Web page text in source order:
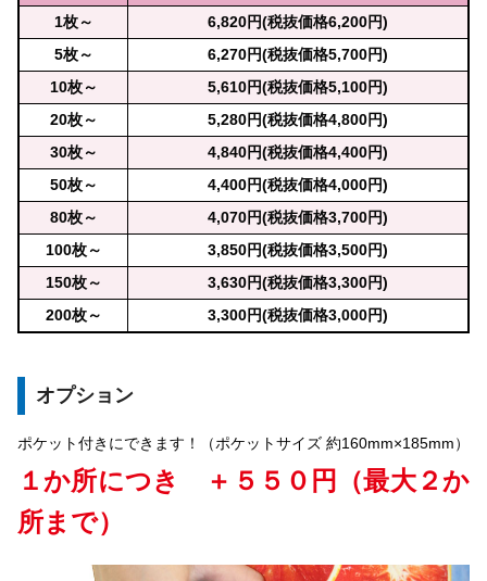
1枚～
6,820円(税抜価格6,200円)
5枚～
6,270円(税抜価格5,700円)
10枚～
5,610円(税抜価格5,100円)
20枚～
5,280円(税抜価格4,800円)
30枚～
4,840円(税抜価格4,400円)
50枚～
4,400円(税抜価格4,000円)
80枚～
4,070円(税抜価格3,700円)
100枚～
3,850円(税抜価格3,500円)
150枚～
3,630円(税抜価格3,300円)
200枚～
3,300円(税抜価格3,000円)
オプション
ポケット付きにできます！（ポケットサイズ 約160mm×185mm）
１か所につき ＋５５０円（最大２か
所まで）